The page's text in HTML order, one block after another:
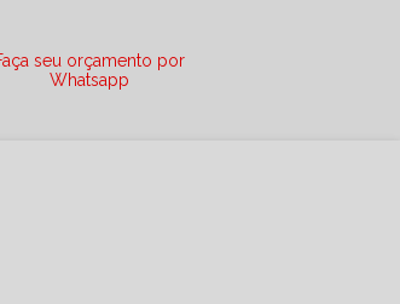
seu orçamento por
Whatsapp